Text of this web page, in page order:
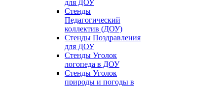
для ДОУ
Стенды
Педагогический
коллектив (ДОУ)
Стенды Поздравления
для ДОУ
Стенды Уголок
логопеда в ДОУ
Стенды Уголок
природы и погоды в